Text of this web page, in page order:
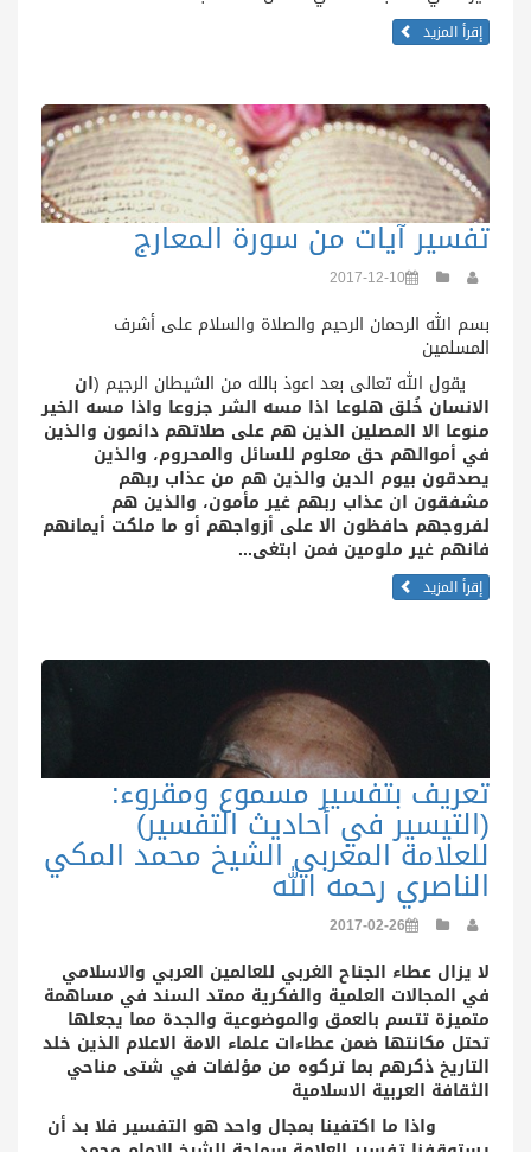
إقرأ المزيد
تفسير آيات من سورة المعارج
2017-12-10
بسم الله الرحمان الرحيم والصلاة والسلام على أشرف
المسلمين
يقول الله تعالى بعد اعوذ بالله من الشيطان الرجيم (ان
الانسان خُلق هلوعا اذا مسه الشر جزوعا واذا مسه الخير
منوعا الا المصلين الذين هم على صلاتهم دائمون والذين
في أموالهم حق معلوم للسائل والمحروم، والذين
يصدقون بيوم الدين والذين هم من عذاب ربهم
مشفقون ان عذاب ربهم غير مأمون، والذين هم
لفروجهم حافظون الا على أزواجهم أو ما ملكت أيمانهم
فانهم غير ملومين فمن ابتغى...
إقرأ المزيد
تعريف بتفسير مسموع ومقروء:
(التيسير في أحاديث التفسير)
للعلامة المغربي الشيخ محمد المكي
الناصري رحمه الله
2017-02-26
لا يزال عطاء الجناح الغربي للعالمين العربي والاسلامي
في المجالات العلمية والفكرية ممتد السند في مساهمة
متميزة تتسم بالعمق والموضوعية والجدة مما يجعلها
تحتل مكانتها ضمن عطاءات علماء الامة الاعلام الذين خلد
التاريخ ذكرهم بما تركوه من مؤلفات في شتى مناحي
الثقافة العربية الاسلامية
واذا ما اكتفينا بمجال واحد هو التفسير فلا بد أن